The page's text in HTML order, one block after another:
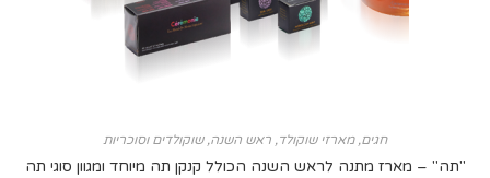
מארזי שוקולד,ראש השנה,שוקולדים וסוכריות
מתנה לראש השנה הכולל קנקן תה מיוחד ומגוון סוגי תה